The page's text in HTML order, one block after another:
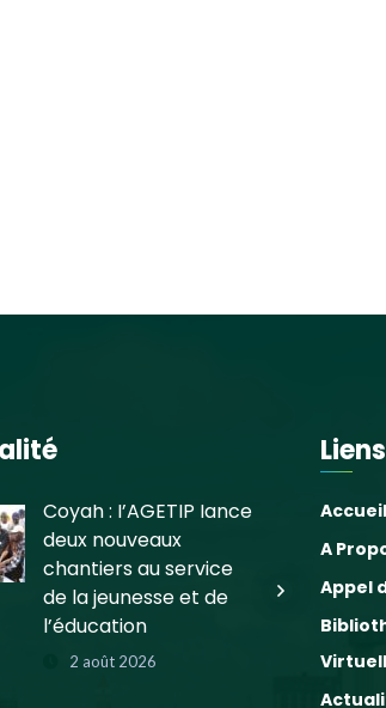
Coyah : l’AGETIP lance
deux nouveaux
chantiers au service
de la jeunesse et de
l’éducation
2 août 2026
Accueil
A
Appel